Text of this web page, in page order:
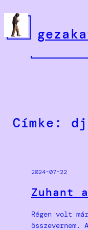
tartalomhoz
Címke:
2024-07-22
Zuhant
Régen volt